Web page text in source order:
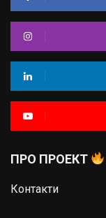
ПРО ПРОЕКТ
Контакти